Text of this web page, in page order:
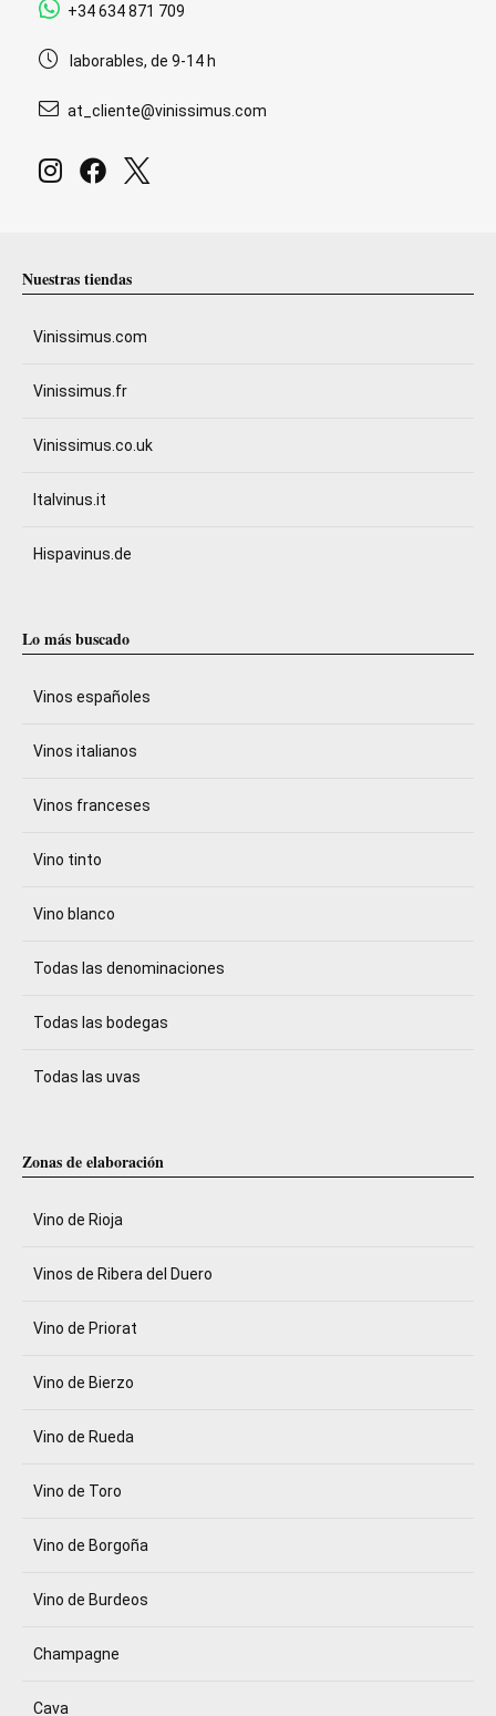
+34 634 871 709
laborables, de 9-14 h
at_cliente@vinissimus.com
Nuestras tiendas
Vinissimus.com
Vinissimus.fr
Vinissimus.co.uk
Italvinus.it
Hispavinus.de
Lo más buscado
Vinos españoles
Vinos italianos
Vinos franceses
Vino tinto
Vino blanco
Todas las denominaciones
Todas las bodegas
Todas las uvas
Zonas de elaboración
Vino de Rioja
Vinos de Ribera del Duero
Vino de Priorat
Vino de Bierzo
Vino de Rueda
Vino de Toro
Vino de Borgoña
Vino de Burdeos
Champagne
Cava